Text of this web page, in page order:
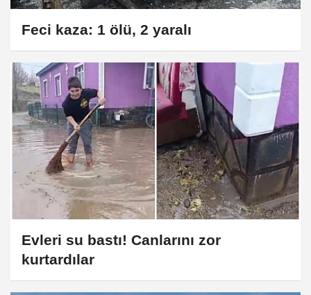
Feci kaza: 1 ölü, 2 yaralı
Evleri su bastı! Canlarını zor
kurtardılar